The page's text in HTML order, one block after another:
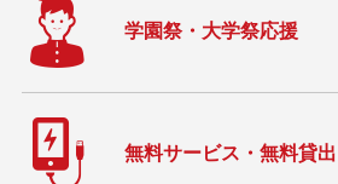
学園祭・大学祭応援
無料サービス・無料貸出